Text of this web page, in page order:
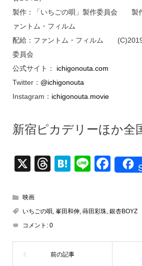
製作：「いちごの唄」製作委員会 製
ァントム・フィルム
配給：ファントム・フィルム (C)2019
委員会
公式サイト： ichigonouta.com
Twitter： @ichigonouta
Instagram： ichigonouta.movie
新宿ピカデリーほか全
X T
a
d
s
H
n
Li F
e
o
映画
いちごの唄 峯田和伸, 蒔田彩珠 銀杏BOYZ
コメント: 0